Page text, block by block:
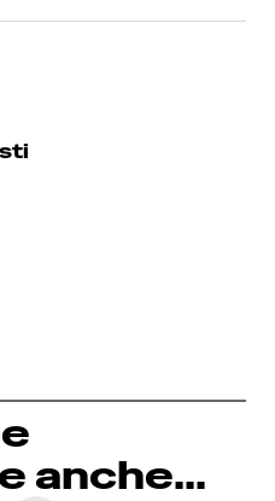
anche...